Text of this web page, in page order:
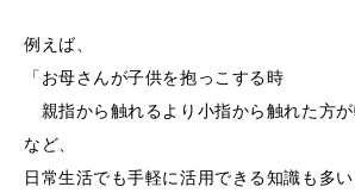
例えば、
「お母さんが子供を抱っこする時
親指から触れるより小指から触れた方が
など、
日常生活でも手軽に活用できる知識も多い